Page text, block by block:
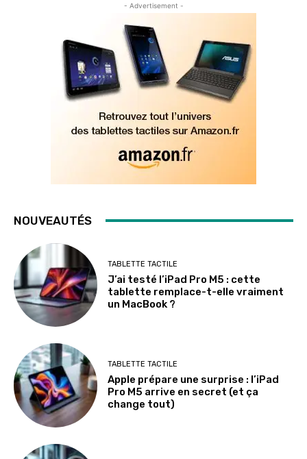
- Advertisement -
NOUVEAUTÉS
TABLETTE TACTILE
J’ai testé l’iPad Pro M5 : cette
tablette remplace-t-elle vraiment
un MacBook ?
TABLETTE TACTILE
Apple prépare une surprise : l’iPad
Pro M5 arrive en secret (et ça
change tout)